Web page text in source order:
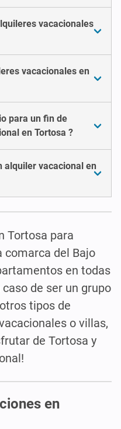
vacacionales
vacacionales en
para un fin de
en Tortosa ?
alquiler vacacional en
Tortosa para
comarca del Bajo
en todas
de ser un grupo
tipos de
o villas,
de Tortosa y
en